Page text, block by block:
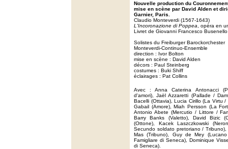
Nouvelle production du
mise en scène par David Alden et
Garnier, Paris.
Claudio Monteverdi (1567-1643)
L'Incoronazione di Poppea , opéra en
Livret de Giovanni Francesco Busenello
Solistes du Freiburger Barockorchester
Monteverdi-Continuo-Ensemble
direction : Ivor Bolton
mise en scène : David Alden
décors : Paul Steinberg
costumes : Buki Shiff
éclairages : Pat Collins
Avec : Anna Caterina Antonacci
d'amori), Jaël Azzaretti (Pallade /
Bacelli (Ottavia), Lucia Cirillo (La Virtu
Gabail (Amore), Miah Persson (La
Antonio Abete (Mercutio / Littore /
Barry Banks (Valetto), David Bizic
(Ottone), Kacek Laszczkowski
Secundo soldato pretoriano /
Mas (Tribuno), Guy de Mey
Famigliare di Seneca), Dominique
di Seneca).